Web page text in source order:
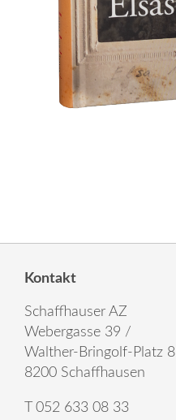
Kontakt
Schaffhauser AZ
Webergasse 39 /
Walther-Bringolf-Platz 8
8200 Schaffhausen
T 052 633 08 33